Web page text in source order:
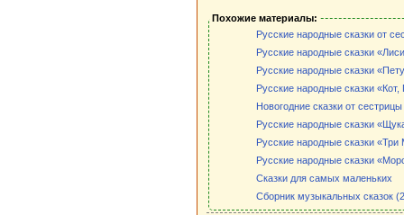
Похожие материалы:
Русские народные сказки от
Русские народные сказки
Русские народные сказки
Русские народные сказки
Новогодние сказки от
Русские народные сказки
Русские народные сказки «Три
Русские народные сказки
Сказки для самых маленьких
Сборник музыкальных сказок